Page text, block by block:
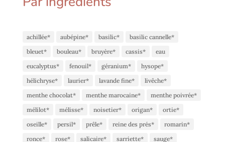
achillée* aubépine* basilic*
basilic cannelle*
bleuet*
bouleau* bruyère* cassis*
eau
eucalyptus*
fenouil* géranium*
hysope*
hélichryse*
laurier* lavande fine*
livêche*
menthe chocolat*
menthe marocaine*
menthe poivrée*
mélilot*
mélisse* noisetier* origan*
ortie*
oseille*
persil* prêle* reine des prés*
romarin*
ronce*
rose* salicaire* sarriette*
sauge*